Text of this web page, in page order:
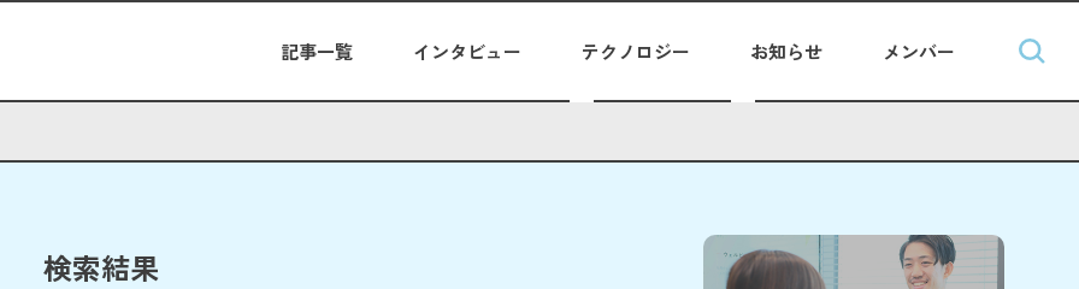
記事一覧 インタビュー テクノロジー お知らせ メンバー
検索結果